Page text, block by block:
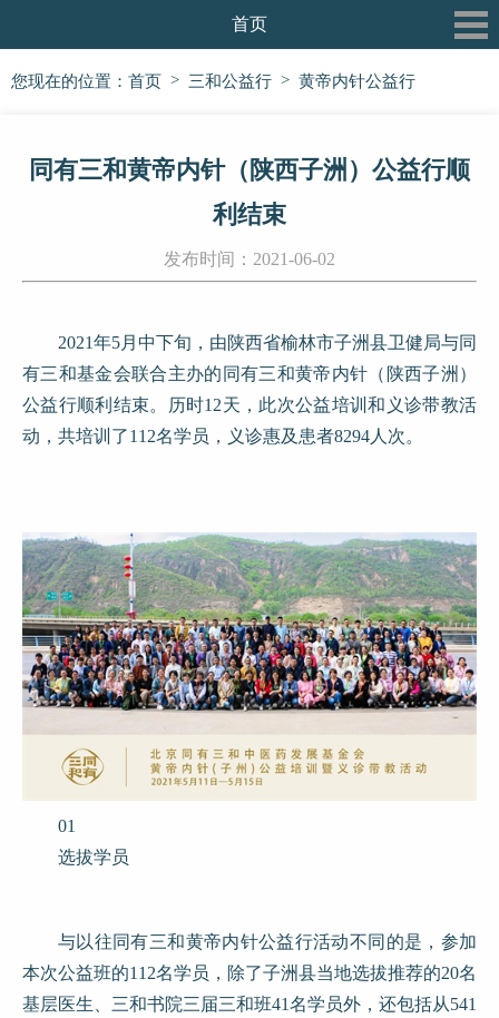
首页
关于我们
三和书院
三和论坛
三和公益行
党建专栏
您现在的位置： 首页 > 三和公益行 > 黄帝内针公益行
同有三和黄帝内针（陕西子洲）公益行顺
利结束
发布时间：2021-06-02
2021年5月中下旬，由陕西省榆林市子洲县卫健局与同
有三和基金会联合主办的同有三和黄帝内针（陕西子洲）
公益行顺利结束。历时12天，此次公益培训和义诊带教活
动，共培训了112名学员，义诊惠及患者8294人次。
01
选拔学员
与以往同有三和黄帝内针公益行活动不同的是，参加
本次公益班的112名学员，除了子洲县当地选拔推荐的20名
基层医生、三和书院三届三和班41名学员外，还包括从541